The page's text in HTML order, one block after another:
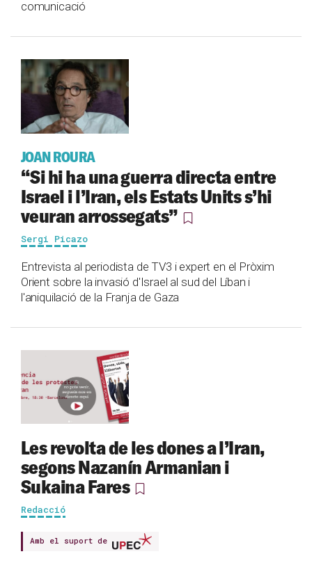
comunicació
JOAN ROURA
“Si hi ha una guerra directa entre
Israel i l’Iran, els Estats Units s’hi
veuran arrossegats”
Sergi Picazo
Entrevista al periodista de TV3 i expert en el Pròxim
Orient sobre la invasió d'Israel al sud del Líban i
l'aniquilació de la Franja de Gaza
Les revolta de les dones a l’Iran,
segons Nazanín Armanian i
Sukaina Fares
Redacció
Amb el suport de